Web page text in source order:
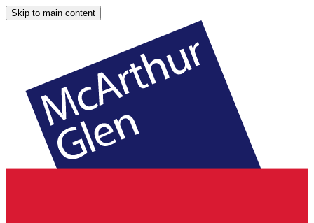
Skip to main content